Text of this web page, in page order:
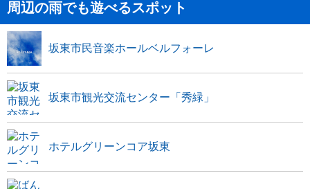
周辺の雨でも遊べるスポット
坂東市民音楽ホールベルフォーレ
坂東市観光交流センター「秀緑」
ホテルグリーンコア坂東